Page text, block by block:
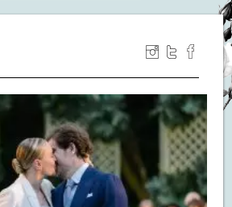
WILL YOU MARRY ME?
LUA DE MEL
COZINHA
DECORAÇÃO
DE NOIVA PRA NOIVA